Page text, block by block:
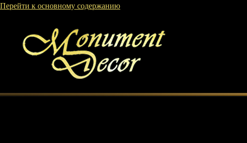
Перейти к основному содержанию